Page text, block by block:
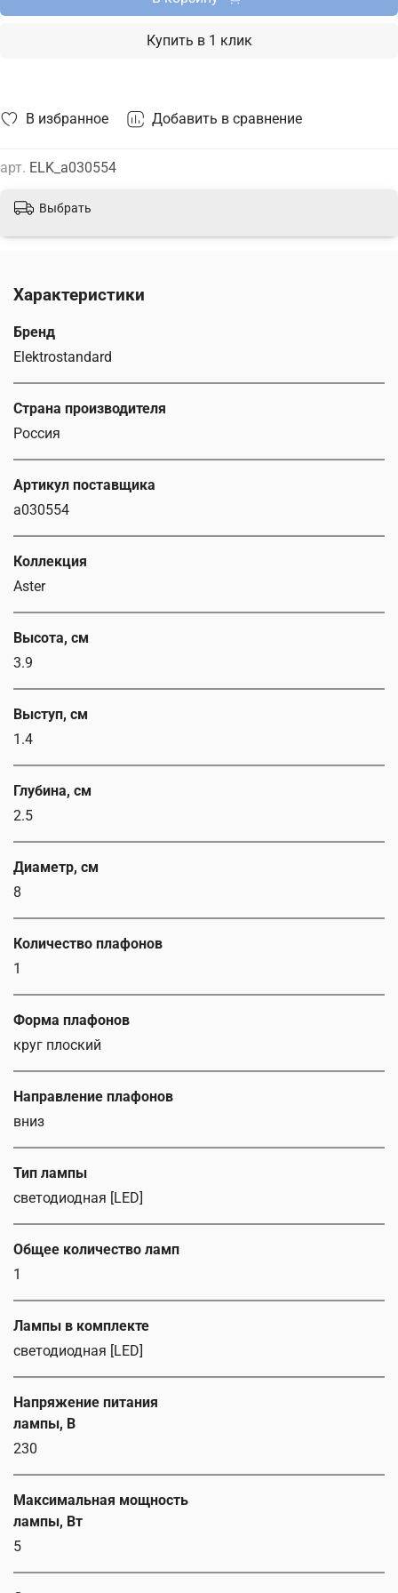
В избранное Добавить в сравнение
арт. ELK_a030554
Купить в 1 клик
Выбрать
Характеристики
Бренд
Elektrostandard
Страна производителя
Россия
Артикул поставщика
a030554
Коллекция
Aster
Высота, см
3.9
Выступ, см
1.4
Глубина, см
2.5
Диаметр, см
8
Количество плафонов
1
Форма плафонов
круг плоский
Направление плафонов
вниз
Тип лампы
светодиодная [LED]
Общее количество ламп
1
Лампы в комплекте
светодиодная [LED]
Напряжение питания
лампы, В
230
Максимальная мощность
лампы, Вт
5